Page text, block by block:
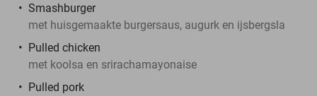
Smashburger
met huisgemaakte burgersaus, augurk en ijsbergsla
Pulled chicken
met koolsa en srirachamayonaise
Pulled pork